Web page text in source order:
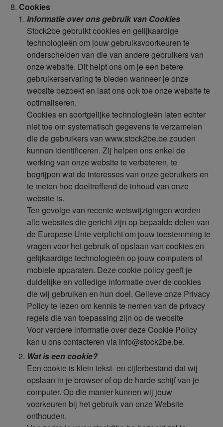
Cookies
Informatie over ons gebruik van Cookies
Stock2be gebruikt cookies en gelijkaardige
technologieën om jouw gebruiksvoorkeuren te
onderscheiden van die van andere gebruikers van
onze website. Dit helpt ons om je een betere
gebruikerservaring te bieden wanneer je onze
website bezoekt en laat ons ook toe onze website te
optimaliseren.
Cookies en soortgelijke technologieën laten echter
niet toe om systematisch gegevens te verzamelen
die de gebruikers van www.stock2be.be zouden
kunnen identificeren. Zij helpen ons enkel de
werking van onze website te verbeteren, te
begrijpen wat de interesses van onze gebruikers en
te meten hoe doeltreffend de inhoud van onze
website is.
Ten gevolge van recente wetswijzigingen worden
alle websites die gericht zijn op bepaalde delen van
de Europese Unie verplicht om jouw toestemming te
vragen voor het gebruik of opslaan van cookies en
gelijkaardige technologieën op jouw computers of
mobiele apparaten. Deze cookie policy geeft je
duidelijke en volledige informatie over de cookies
die wij gebruiken en hun doel. Gelieve onze Privacy
Policy te lezen om kennis te nemen van de privacy
regels die van toepassing zijn op de website
Voor verdere informatie over deze Cookie Policy
kan u ons contacteren via info@stock2be.be.
Wat is een cookie?
Een cookie is klein tekst- en cijferbestand dat wij
opslaan in je browser of op de harde schijf van je
computer. Op die manier kunnen wij jouw
voorkeuren bij het gebruik van onze Website
onthouden.